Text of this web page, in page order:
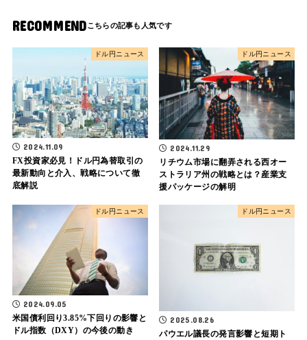
RECOMMEND
ドル円ニュース
2024.11.09
FX投資家必見！ドル円為替取引の
最新動向と介入、戦略について徹
底解説
ドル円ニュース
2024.11.29
リチウム市場に翻弄される西オー
ストラリア州の戦略とは？産業支
援パッケージの解明
ドル円ニュース
2024.09.05
米国債利回り3.85%下回りの影響と
ドル指数（DXY）の今後の動き
ドル円ニュース
2025.08.26
パウエル議長の発言影響と短期ト